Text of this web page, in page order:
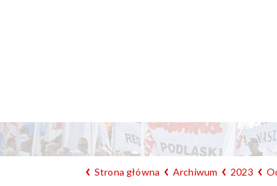
Strona główna Archiwum 2023